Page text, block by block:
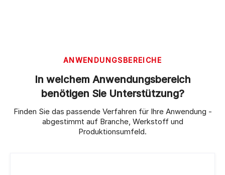
ANWENDUNGSBEREICHE
In welchem Anwendungsbereich
benötigen Sie Unterstützung?
Finden Sie das passende Verfahren für Ihre Anwendung -
abgestimmt auf Branche, Werkstoff und
Produktionsumfeld.